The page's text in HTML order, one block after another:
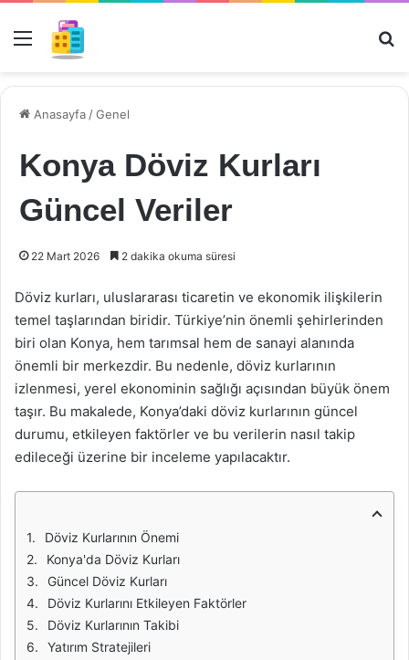
Menü
Anasayfa /Genel
Konya Döviz Kurları
Güncel Veriler
22 Mart 2026 2 dakika okuma süresi
Döviz kurları, uluslararası ticaretin ve ekonomik ilişkilerin
temel taşlarından biridir. Türkiye’nin önemli şehirlerinden
biri olan Konya, hem tarımsal hem de sanayi alanında
önemli bir merkezdir. Bu nedenle, döviz kurlarının
izlenmesi, yerel ekonominin sağlığı açısından büyük önem
taşır. Bu makalede, Konya’daki döviz kurlarının güncel
durumu, etkileyen faktörler ve bu verilerin nasıl takip
edileceği üzerine bir inceleme yapılacaktır.
Döviz Kurlarının Önemi
Konya'da Döviz Kurları
Güncel Döviz Kurları
Döviz Kurlarını Etkileyen Faktörler
Döviz Kurlarının Takibi
Yatırım Stratejileri